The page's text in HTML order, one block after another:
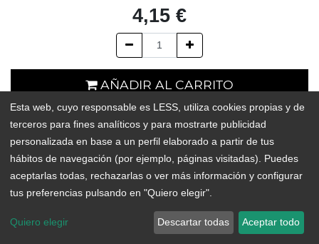
4,15 €
AÑADIR AL CARRITO
En existencias
Add to Wishlist
Alarga la vida de tu cepillo para fregar con este recambio de
madera y fibras vegetales de dureza alta.
Esta web, cuyo responsable es LESS, utiliza cookies propias y de
terceros para fines analíticos y para mostrarte publicidad
personalizada en base a un perfil elaborado a partir de tus
hábitos de navegación (por ejemplo, páginas visitadas). Puedes
aceptarlas todas, rechazarlas o ver más información y configurar
tus preferencias pulsando en "Quiero elegir".
Quiero elegir Descartar todas Aceptar todo